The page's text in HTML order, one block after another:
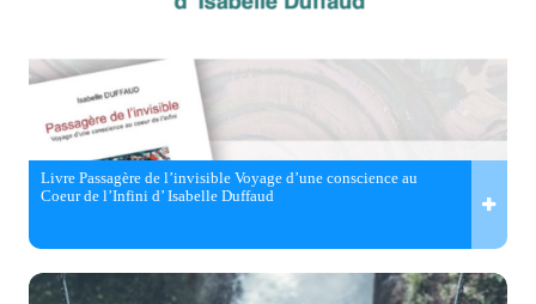
Livre Passagère de l’invisible Voyage d’une conscience au
Coeur de l’Infini d’ Isabelle Duffaud